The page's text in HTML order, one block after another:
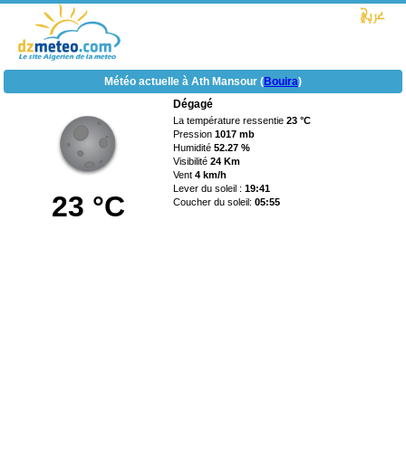
Météo actuelle à Ath Mansour (Bouira)
23 °C
Dégagé
La température ressentie23 °C
Pression1017 mb
Humidité52.27 %
Visibilité24 Km
Vent4 km/h
Lever du soleil :19:41
Coucher du soleil:05:55